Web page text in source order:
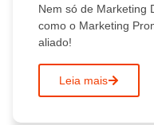
Nem só de Marketing
como o Marketing
aliado!
Leia mais